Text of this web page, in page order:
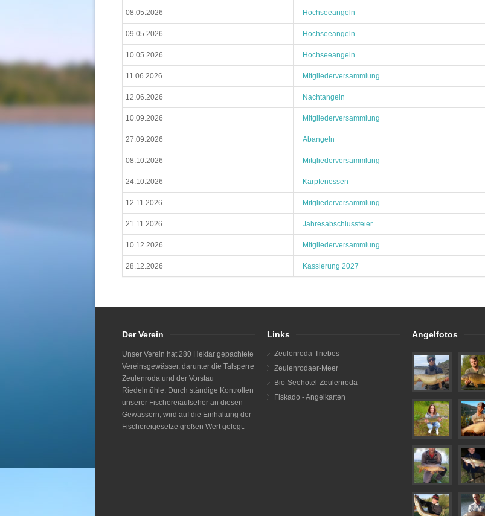
08.05.2026 Hochseeangeln
09.05.2026 Hochseeangeln
10.05.2026 Hochseeangeln
11.06.2026 Mitgliederversammlung
12.06.2026 Nachtangeln
10.09.2026 Mitgliederversammlung
27.09.2026 Abangeln
08.10.2026 Mitgliederversammlung
24.10.2026 Karpfenessen
12.11.2026 Mitgliederversammlung
21.11.2026 Jahresabschlussfeier
10.12.2026 Mitgliederversammlung
28.12.2026 Kassierung 2027
Der Verein
Unser Verein hat 280 Hektar gepachtete
Vereinsgewässer, darunter die Talsperre
Zeulenroda und der Vorstau
Riedelmühle. Durch ständige Kontrollen
unserer Fischereiaufseher an diesen
Gewässern, wird auf die Einhaltung der
Fischereigesetze großen Wert gelegt.
Links
Zeulenroda-Triebes
Zeulenrodaer-Meer
Bio-Seehotel-Zeulenroda
Fiskado - Angelkarten
Angelfotos